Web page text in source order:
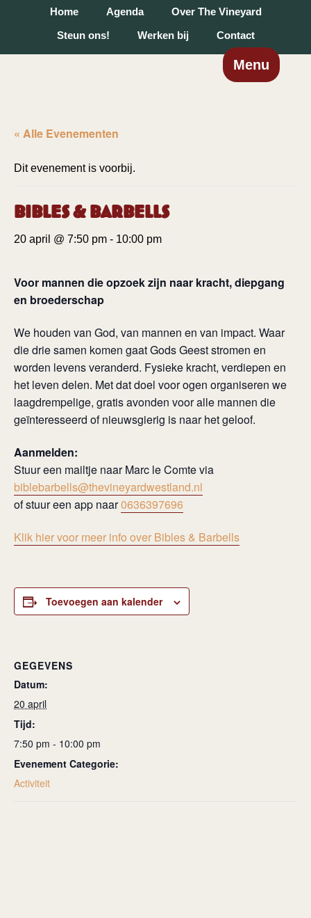
Home Agenda
Over The Vineyard
Steun ons!
Werken bij Contact
Menu
« Alle Evenementen
Dit evenement is voorbij.
Bibles & Barbells
20 april @ 7:50 pm - 10:00 pm
Voor mannen die opzoek zijn naar kracht, diepgang
en broederschap
We houden van God, van mannen en van impact. Waar
die drie samen komen gaat Gods Geest stromen en
worden levens veranderd. Fysieke kracht, verdiepen en
het leven delen. Met dat doel voor ogen organiseren we
laagdrempelige, gratis avonden voor alle mannen die
geïnteresseerd of nieuwsgierig is naar het geloof.
Aanmelden:
Stuur een mailtje naar Marc le Comte via
biblebarbells@thevineyardwestland.nl
of stuur een app naar0636397696
Klik hier voor meer info over Bibles & Barbells
Toevoegen aan kalender
GEGEVENS
Datum:
20 april
Tijd:
7:50 pm - 10:00 pm
Evenement Categorie:
Activiteit